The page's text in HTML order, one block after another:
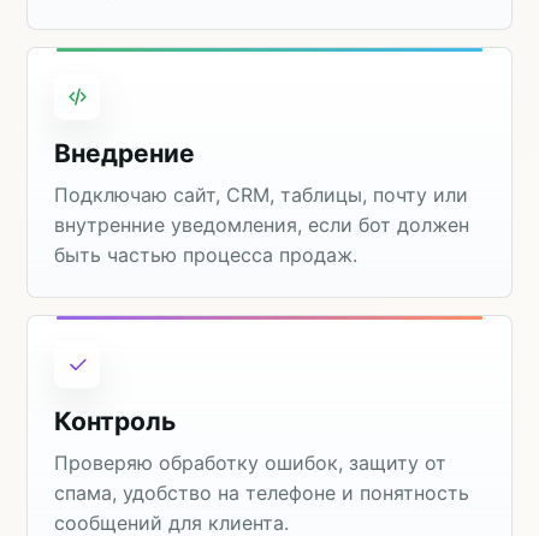
Внедрение
Подключаю сайт, CRM, таблицы, почту или
внутренние уведомления, если бот должен
быть частью процесса продаж.
Контроль
Проверяю обработку ошибок, защиту от
спама, удобство на телефоне и понятность
сообщений для клиента.